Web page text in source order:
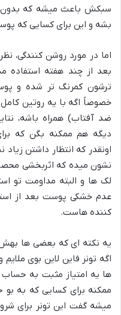
سبکش باعث میشه که
بشه و این برای کسایی که
اما در مورد روشن کنندگی،
بعد از چند هفته استفاده
ترشون کمرنگ تر شده و
ضد آفتاب) همراه باشه،
دیگه هم ممکنه بگن که
اونقدر که انتظار داشتن زیاد
نشون میده که اثربخشی
لک ها و البته مداومت تو
عدم خشکی پوست بعد از
کننده هاست.
یه نکته ای که بعضی ها
اگه تونر فاین لاین بوی
ها یه امتیاز مثبت به حساب
ممکنه برای کسایی که به بو
میشه گفت این تونر برای